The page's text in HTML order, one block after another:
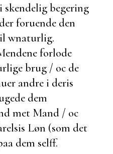
skendelig begering
foruende den
wnaturlig.
forlode
brug / oc de
andre i deris
dem
met Mand / oc
Løn (som det
dem selff.